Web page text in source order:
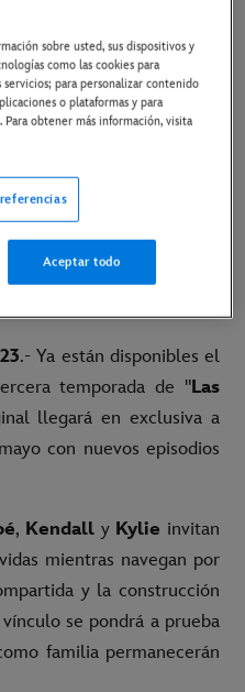
TERCERA
DE MAYO EN
Copiar Artículo
tráiler
.- Ya están disponibles el
temporada de "Las
llegará en exclusiva a
con nuevos episodios
, Kendall y Kylie invitan
mientras navegan por
y la construcción
se pondrá a prueba
familia permanecerán
sobre usted, sus dispositivos y
como las cookies para
para personalizar contenido
o plataformas y para
obtener más información, visita
Aceptar todo